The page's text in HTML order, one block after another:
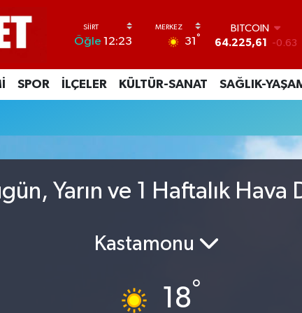
Öğle 12:23 31 °
BITCOIN
64.225,61
-0.63
47,7143 0.16
EURO
55,0317 -0.02
GRAM ALTIN
6574.81 1.44
13.799 70
SPOR İLÇELER KÜLTÜR-SANAT SAĞLIK-
Yarın ve 1 Haftalık Hava
Kastamonu
18°